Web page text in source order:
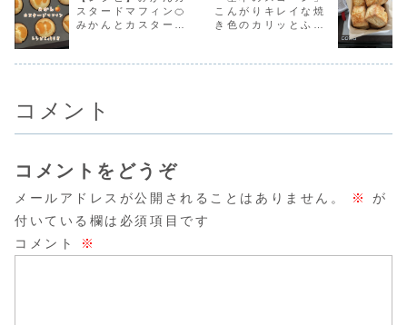
てナッツを加える
だけ！インスタに
作り方...
のボリュームが出
るように作ってみ
方動画があるよよ
かったら見てみて
たら見てみ
♪【くまの
ん...
スタードマフィン🍊
みかんとカスタード
ィンだよ！
こんがりキレイな焼
き色のカリッとふん
コメント
コメントをどうぞ
メールアドレスが公開されることはありません。 ※
が
付いている欄は必須項目です
コメント
※